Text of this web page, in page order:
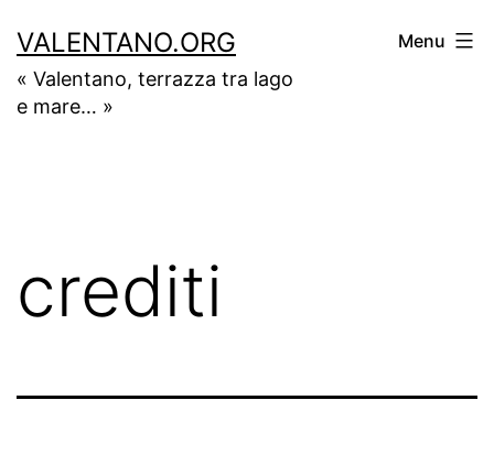
contenuto
VALENTANO.ORG
« Valentano, terrazza tra lago
e mare… »
Menu
crediti